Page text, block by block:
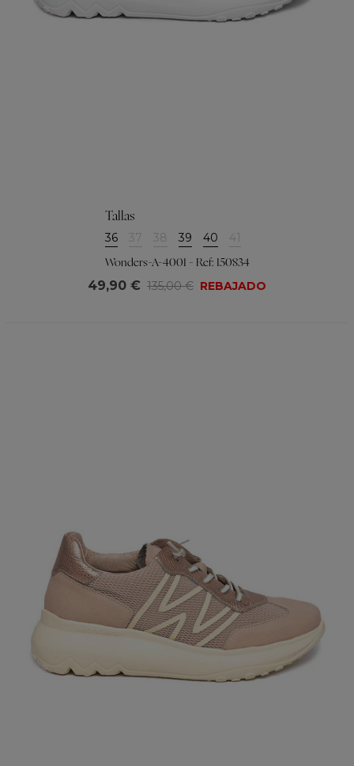
Tallas
36 37 38 39 40 41
Wonders-A-4001 - Ref: 150834
49,90 € 135,00 € REBAJADO